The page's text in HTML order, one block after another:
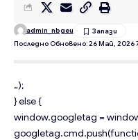
Последно Обновено: 26 Май, 2026
admin_nbgeu
„);
} else {
window.googletag =